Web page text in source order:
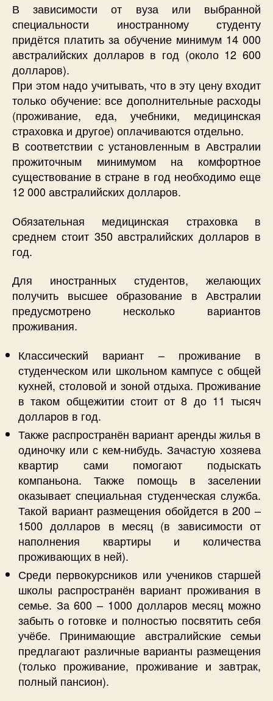
В зависимости от вуза или выбранной
специальности иностранному студенту
придётся платить за обучение минимум 14 000
австралийских долларов в год (около 12 600
долларов).
При этом надо учитывать, что в эту цену входит
только обучение: все дополнительные расходы
(проживание, еда, учебники, медицинская
страховка и другое) оплачиваются отдельно.
В соответствии с установленным в Австралии
прожиточным минимумом на комфортное
существование в стране в год необходимо еще
12 000 австралийских долларов.
Обязательная медицинская страховка в
среднем стоит 350 австралийских долларов в
год.
Для иностранных студентов, желающих
получить высшее образование в Австралии
предусмотрено несколько вариантов
проживания.
Классический вариант – проживание в
студенческом или школьном кампусе с общей
кухней, столовой и зоной отдыха. Проживание
в таком общежитии стоит от 8 до 11 тысяч
долларов в год.
Также распространён вариант аренды жилья в
одиночку или с кем-нибудь. Зачастую хозяева
квартир сами помогают подыскать
компаньона. Также помощь в заселении
оказывает специальная студенческая служба.
Такой вариант размещения обойдется в 200 –
1500 долларов в месяц (в зависимости от
наполнения квартиры и количества
проживающих в ней).
Среди первокурсников или учеников старшей
школы распространён вариант проживания в
семье. За 600 – 1000 долларов месяц можно
забыть о готовке и полностью посвятить себя
учёбе. Принимающие австралийские семьи
предлагают различные варианты размещения
(только проживание, проживание и завтрак,
полный пансион).